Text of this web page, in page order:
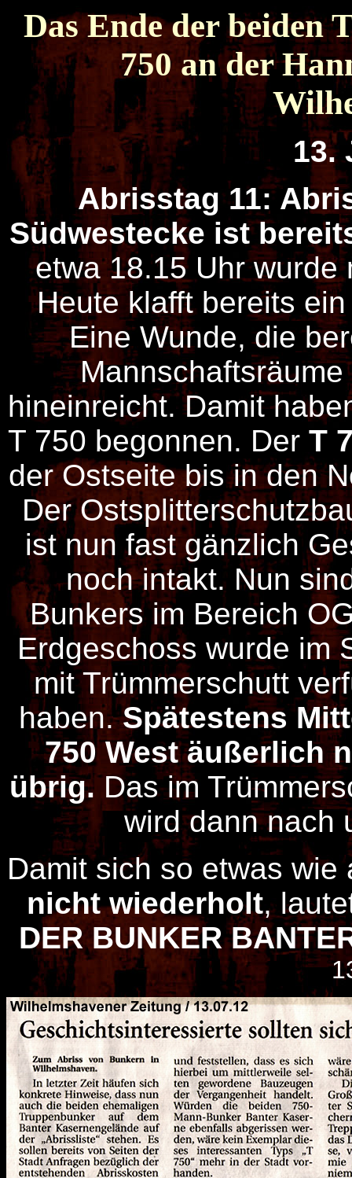
Das Ende der beiden
750 an der
13.
Abrisstag 11:
Südwestecke ist
etwa 18.15 Uhr wurde
Heute klafft bereits
Eine Wunde, die
hineinreicht. Damit
T 750 begonnen. Der T
der Ostseite bis in den
Der
ist nun fast gänzlich
noch intakt. Nun
Bunkers im Bereich
Erdgeschoss wurde im
mit Trümmerschutt
haben.Spätestens
750 West äußerlich
übrig.Das im
wird dann nach
Damit sich so etwas
nicht wiederholt,
DER BUNKER